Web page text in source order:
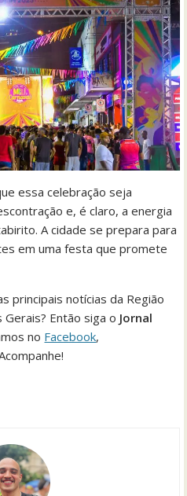
essa celebração seja
e, é claro, a energia
A cidade se prepara para
em uma festa que promete
principais notícias da Região
Então siga o Jornal
no Facebook,